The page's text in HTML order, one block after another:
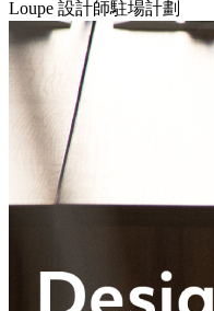
Loupe 設計師駐場計劃